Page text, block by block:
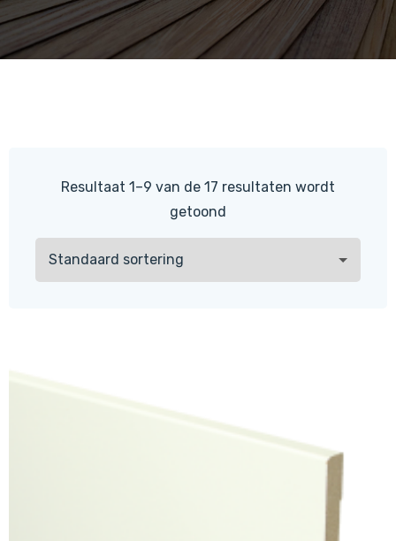
Resultaat 1–9 van de 17 resultaten wordt
getoond